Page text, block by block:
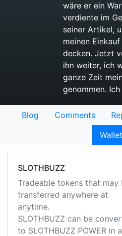
wäre er ein
verdiente im
seiner Artikel,
meinen
decken. Jetzt
ihn weiter, ich
ganze Zeit
genommen.
Blog Comments
Wallet
SLOTHBUZZ
Tradeable tokens that may
transferred anywhere at
anytime.
SLOTHBUZZ can be
to SLOTHBUZZ POWER in a